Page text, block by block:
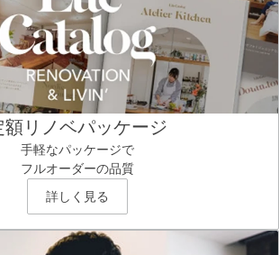
額リノベパッケージ
手軽なパッケージで
フルオーダーの品質
詳しく見る